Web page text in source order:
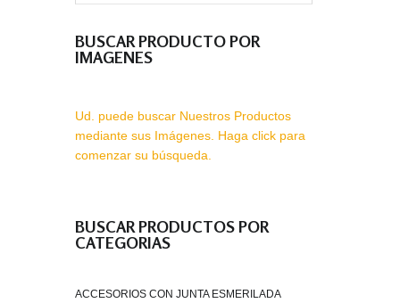
BUSCAR PRODUCTO POR
IMAGENES
Ud. puede buscar Nuestros Productos
mediante sus Imágenes. Haga click para
comenzar su búsqueda.
BUSCAR PRODUCTOS POR
CATEGORIAS
ACCESORIOS CON JUNTA ESMERILADA